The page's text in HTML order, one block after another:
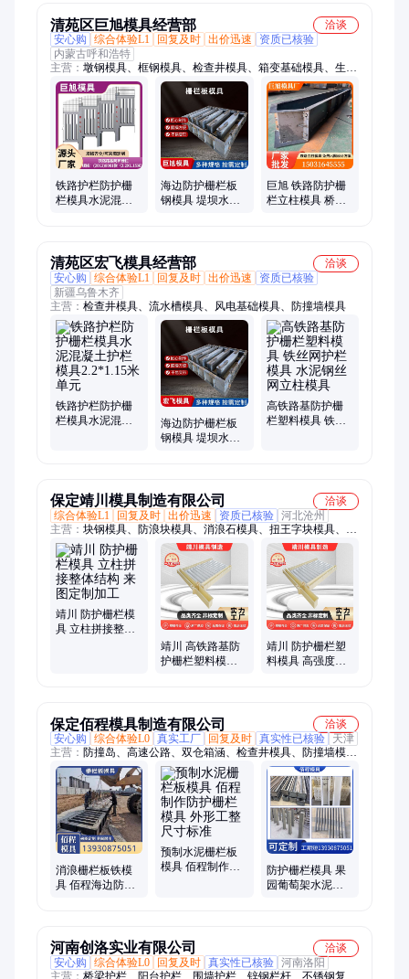
清苑区巨旭模具经营部
洽谈
安心购
综合体验L1 回复及时 出价迅速
资质已核验
内蒙古呼和浩特
主营： 墩钢模具、框钢模具、检查井模具、箱变基础模具、生态
砌块模具
铁路护栏防护栅
栏模具水泥混凝
海边防护栅栏板
钢模具 堤坝水泥
巨旭 铁路防护栅
栏立柱模具 桥梁
清苑区宏飞模具经营部
洽谈
安心购
综合体验L1 回复及时 出价迅速
资质已核验
新疆乌鲁木齐
主营： 检查井模具、流水槽模具、风电基础模具、防撞墙模具
铁路护栏防护栅
栏模具水泥混凝
海边防护栅栏板
钢模具 堤坝水泥
高铁路基防护栅
栏塑料模具 铁丝
保定靖川模具制造有限公司
洽谈
综合体验L1
回复及时 出价迅速 资质已核验 河北沧州
主营： 块钢模具、防浪块模具、消浪石模具、扭王字块模具、消
浪石钢模板
靖川 防护栅栏模
具 立柱拼接整体
靖川 高铁路基防
护栅栏塑料模具
靖川 防护栅栏塑
料模具 高强度塑
保定佰程模具制造有限公司
洽谈
安心购
综合体验L0 真实工厂 回复及时 真实性已核验
天津
主营： 防撞岛、高速公路、双仓箱涵、检查井模具、防撞墙模
具、排水沟模具、隔离墩模具、路沿石模具、电缆槽模具、块模
具、遮板模具、槽钢模具、塑料模具、拉盘模具、底座模具、箱
涵模具、井盖模具、u型槽模具、盖板钢模具、沿石钢模具、拉
线盘模具、路牙石模具、漏粪板模具、防撞墙模板、水泥隔离墩
消浪栅栏板铁模
具 佰程海边防护
预制水泥栅栏板
模具 佰程制作防
防护栅栏模具 果
园葡萄架水泥柱
河南创洛实业有限公司
洽谈
安心购
综合体验L0 回复及时 真实性已核验 河南洛阳
主营： 桥梁护栏、阳台护栏、围墙护栏、锌钢栏杆、不锈钢复合